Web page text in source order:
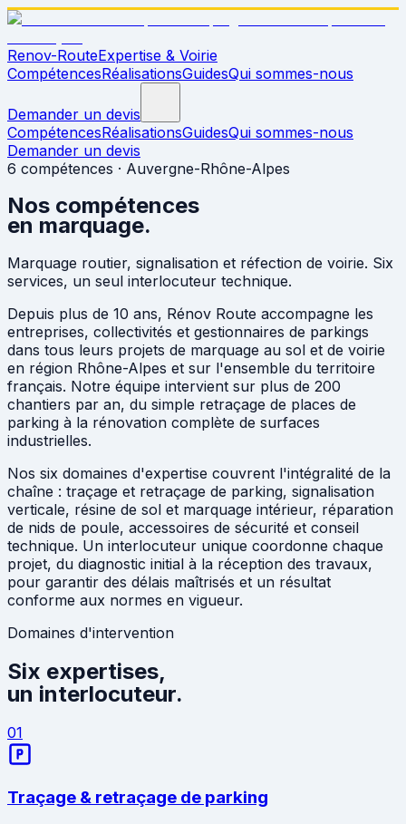
Renov-RouteExpertise & Voirie
CompétencesRéalisationsGuidesQui sommes-nous
Demander un devis
CompétencesRéalisationsGuidesQui sommes-nous
Demander un devis
6 compétences · Auvergne-Rhône-Alpes
Nos compétences
en marquage.
Marquage routier, signalisation et réfection de voirie. Six
services, un seul interlocuteur technique.
Depuis plus de 10 ans, Rénov Route accompagne les
entreprises, collectivités et gestionnaires de parkings
dans tous leurs projets de marquage au sol et de voirie
en région Rhône-Alpes et sur l'ensemble du territoire
français. Notre équipe intervient sur plus de 200
chantiers par an, du simple retraçage de places de
parking à la rénovation complète de surfaces
industrielles.
Nos six domaines d'expertise couvrent l'intégralité de la
chaîne : traçage et retraçage de parking, signalisation
verticale, résine de sol et marquage intérieur, réparation
de nids de poule, accessoires de sécurité et conseil
technique. Un interlocuteur unique coordonne chaque
projet, du diagnostic initial à la réception des travaux,
pour garantir des délais maîtrisés et un résultat
conforme aux normes en vigueur.
Domaines d'intervention
Six expertises,
un interlocuteur.
01
Traçage & retraçage de parking